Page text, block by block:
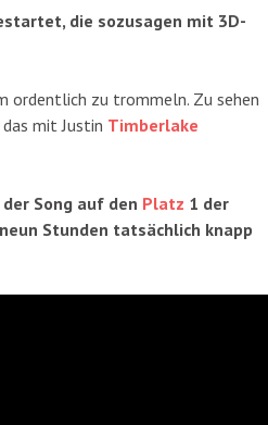
die sozusagen mit 3D-
ordentlich zu trommeln. Zu sehen
mit Justin Timberlake
Song auf den Platz 1 der
Stunden tatsächlich knapp